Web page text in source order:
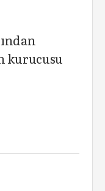
kurucusu